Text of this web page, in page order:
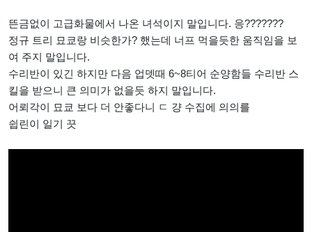
뜬금없이 고급화물에서 나온 녀석이지 말입니다. 응???????
정규 트리 묘쿄랑 비슷한가? 했는데 너프 먹을듯한 움직임을 보
여 주지 말입니다.
수리반이 있긴 하지만 다음 업뎃때 6~8티어 순양함들 수리반 스
킬을 받으니 큰 의미가 없을듯 하지 말입니다.
어뢰각이 묘쿄 보다 더 안좋다니 ㄷ 걍 수집에 의의를
쉽린이 일기 끗